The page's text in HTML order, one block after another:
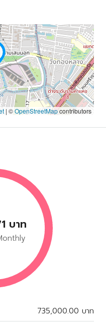
| ©OpenStreetMapcontributors
บาท
735,000.00 บาท